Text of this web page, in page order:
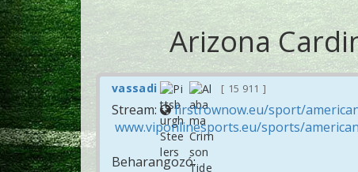
Arizona
vassadi 15 911
Stream: firstrownow.eu/sport/
www.viponlinesports.eu/sports/
Beharangozó: